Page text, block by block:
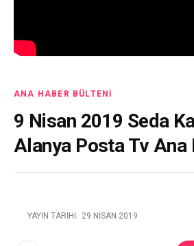
ANA HABER BÜLTENI
9 Nisan 2019 Seda
Alanya Posta Tv Ana
YAYIN TARIHI: 29 NISAN 2019